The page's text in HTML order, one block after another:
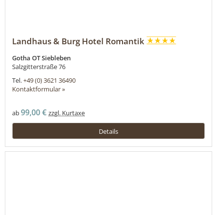
Landhaus & Burg Hotel Romantik
Gotha OT Siebleben
Salzgitterstraße 76
Tel.+49 (0) 3621 36490
Kontaktformular »
ab99,00 € zzgl. Kurtaxe
Details